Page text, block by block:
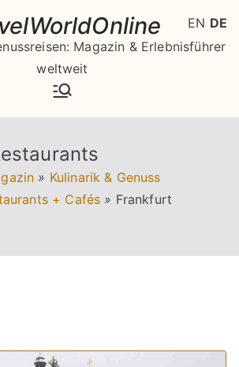
Magazin & Erlebnisführer
weltweit
» Kulinarik & Genuss
+ Cafés » Frankfurt
EN DE